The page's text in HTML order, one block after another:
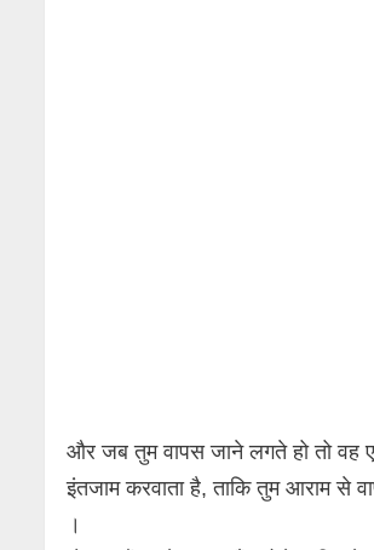
और जब तुम वापस जाने लगते हो तो वह
इंतजाम करवाता है, ताकि तुम आराम से
।